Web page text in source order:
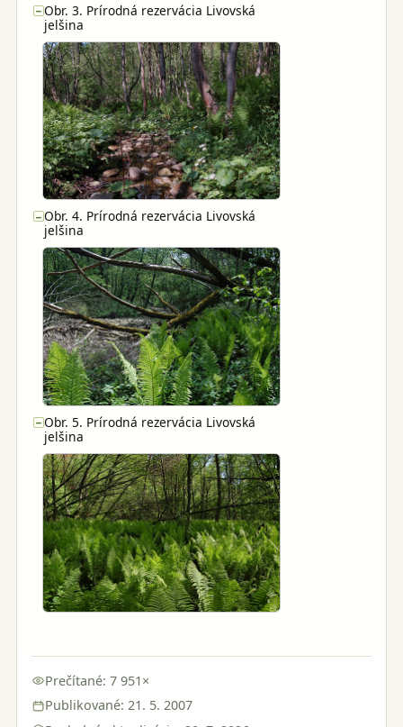
−Obr. 3. Prírodná rezervácia Livovská
jelšina
−Obr. 4. Prírodná rezervácia Livovská
jelšina
−Obr. 5. Prírodná rezervácia Livovská
jelšina
Prečítané: 7 951×
Publikované: 21. 5. 2007